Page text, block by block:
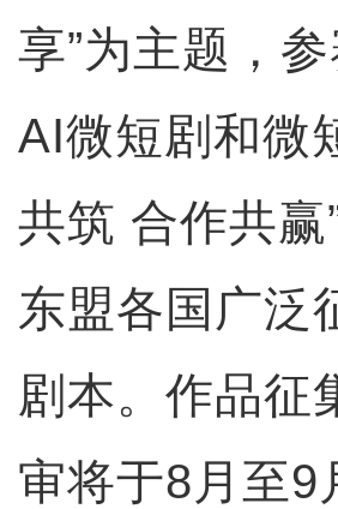
享”为主题，
AI微短剧和微
共筑 合作共
东盟各国广泛
剧本。作品征
审将于8月至9